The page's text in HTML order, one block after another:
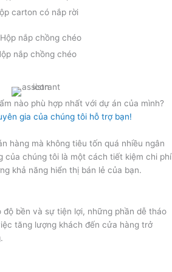
carton có nắp rời
nắp chồng chéo
nào phù hợp nhất với dự án của mình?
gia của chúng tôi hỗ trợ bạn!
hàng mà không tiêu tốn quá nhiều ngân
của chúng tôi là một cách tiết kiệm chi phí
khả năng hiển thị bán lẻ của bạn.
bền và sự tiện lợi, những phần dễ tháo
tăng lượng khách đến cửa hàng trở